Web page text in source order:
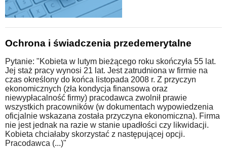
Ochrona i świadczenia przedemerytalne
Pytanie: "Kobieta w lutym bieżącego roku skończyła 55 lat.
Jej staż pracy wynosi 21 lat. Jest zatrudniona w firmie na
czas określony do końca listopada 2008 r. Z przyczyn
ekonomicznych (zła kondycja finansowa oraz
niewypłacalność firmy) pracodawca zwolnił prawie
wszystkich pracowników (w dokumentach wypowiedzenia
oficjalnie wskazana została przyczyna ekonomiczna). Firma
nie jest jednak na razie w stanie upadłości czy likwidacji.
Kobieta chciałaby skorzystać z następującej opcji.
Pracodawca (...)"